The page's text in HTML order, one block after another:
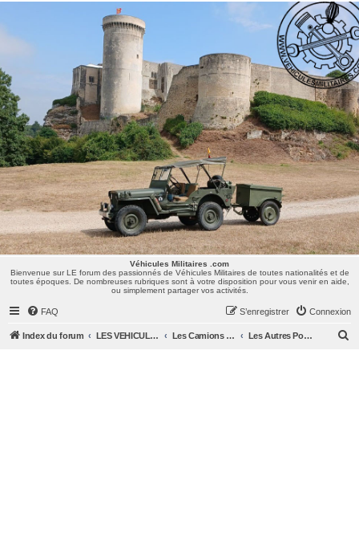
Véhicules Militaires .com
Bienvenue sur LE forum des passionnés de Véhicules Militaires de toutes nationalités et de
toutes époques. De nombreuses rubriques sont à votre disposition pour vous venir en aide,
ou simplement partager vos activités.
Véhicules Militaires .com
Bienvenue sur LE forum des passionnés de Véhicules Militaires de toutes nationalités et de
toutes époques. De nombreuses rubriques sont à votre disposition pour vous venir en aide,
ou simplement partager vos activités.
FAQ Connexion
S’enregistrer
Index du forum LES VEHICULES MILITAIRES Les Camions et autres VLTT : Renault, Simca, Marmon, Saviem, Berliet, Sovamag, Land Rover, ... Les Autres Poids Lourds